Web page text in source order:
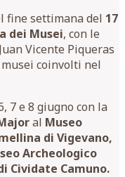
fine settimana del 17
dei Musei, con le
Vicente Piqueras
coinvolti nel
7 e 8 giugno con la
al Museo
di Vigevano,
Archeologico
Cividate Camuno.